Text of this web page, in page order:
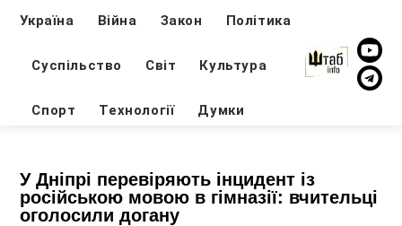
Україна Війна Закон Політика
Суспільство Світ Культура
Спорт Технології Думки
У Дніпрі перевіряють інцидент із
російською мовою в гімназії: вчительці
оголосили догану